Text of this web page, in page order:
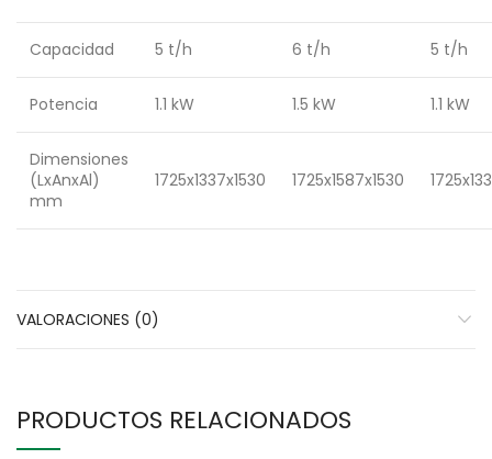
Capacidad 5 t/h 6 t/h 5 t/h
Potencia 1.1 kW 1.5 kW 1.1 kW
Dimensiones
(LxAnxAl)
mm
1725x1337x1530 1725x1587x1530
VALORACIONES (0)
PRODUCTOS RELACIONADOS